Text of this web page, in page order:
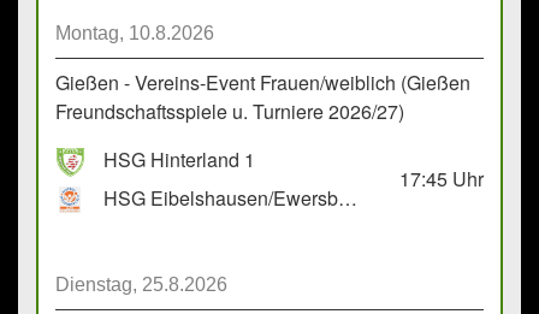
Montag, 10.8.2026
Gießen - Vereins-Event Frauen/weiblich (Gießen
Freundschaftsspiele u. Turniere 2026/27)
HSG Hinterland 1
HSG Eibelshausen/Ewersbach GbR 2
17:45 Uhr
Dienstag, 25.8.2026